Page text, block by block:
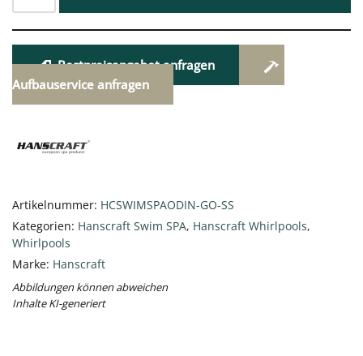
Bestpreisangebot anfragen
Aufbauservice anfragen
Artikelnummer: HCSWIMSPAODIN-GO-SS
Kategorien: Hanscraft Swim SPA, Hanscraft Whirlpools,
Whirlpools
Marke: Hanscraft
Abbildungen können abweichen
Inhalte KI-generiert